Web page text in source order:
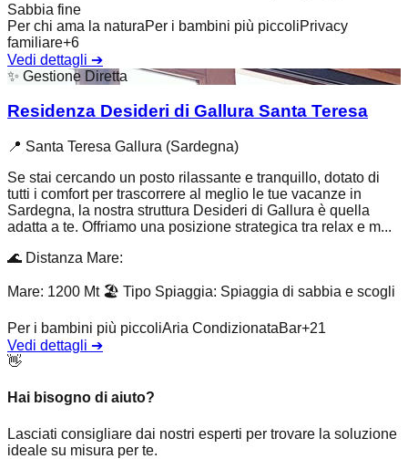
Sabbia fine
Per chi ama la naturaPer i bambini più piccoliPrivacy
familiare+6
Vedi dettagli ➔
✨ Gestione Diretta
Residenza Desideri di Gallura Santa Teresa
📍 Santa Teresa Gallura (Sardegna)
Se stai cercando un posto rilassante e tranquillo, dotato di
tutti i comfort per trascorrere al meglio le tue vacanze in
Sardegna, la nostra struttura Desideri di Gallura è quella
adatta a te. Offriamo una posizione strategica tra relax e m...
🌊 Distanza Mare:
Mare: 1200 Mt 🏖️ Tipo Spiaggia: Spiaggia di sabbia e scogli
Per i bambini più piccoliAria CondizionataBar+21
Vedi dettagli ➔
👋
Hai bisogno di aiuto?
Lasciati consigliare dai nostri esperti per trovare la soluzione
ideale su misura per te.